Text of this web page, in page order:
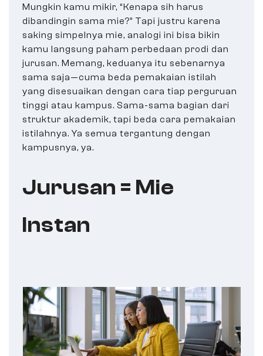
Mungkin kamu mikir, “Kenapa sih harus
dibandingin sama mie?” Tapi justru karena
saking simpelnya mie, analogi ini bisa bikin
kamu langsung paham perbedaan prodi dan
jurusan. Memang, keduanya itu sebenarnya
sama saja—cuma beda pemakaian istilah
yang disesuaikan dengan cara tiap perguruan
tinggi atau kampus. Sama-sama bagian dari
struktur akademik, tapi beda cara pemakaian
istilahnya. Ya semua tergantung dengan
kampusnya, ya.
Jurusan = Mie
Instan